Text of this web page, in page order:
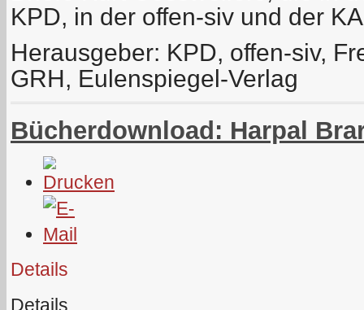
KPD, in der offen-siv und der
Herausgeber: KPD, offen-siv,
GRH, Eulenspiegel-Verlag
Bücherdownload: Harpal
Details
Details